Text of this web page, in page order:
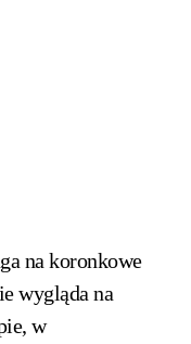
na koronkowe
wygląda na
w